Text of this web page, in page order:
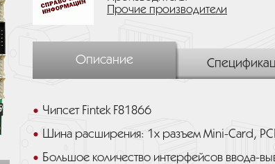
Прочие производители
Описание
Чипсет Fintek F81866
Шина расширения: 1x разъем Mini-Card,
Большое количество интерфейсов ввода-